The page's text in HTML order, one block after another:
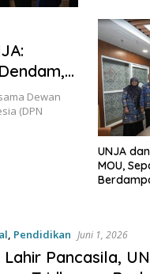
Dewan
(DPN
UNJA
MOU,
, Pendidikan Juni 1, 2026
Lahir Pancasila,